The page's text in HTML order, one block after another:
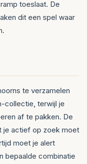
toeslaat. De
dit een spel waar
te verzamelen
collectie, terwijl je
af te pakken. De
je actief op zoek moet
moet je alert
bepaalde combinatie